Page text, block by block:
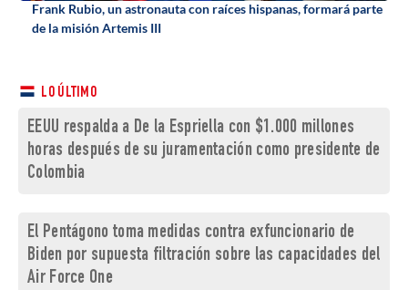
Frank Rubio, un astronauta con raíces hispanas, formará parte
de la misión Artemis III
LO ÚLTIMO
EEUU respalda a De la Espriella con $1.000 millones
horas después de su juramentación como presidente de
Colombia
El Pentágono toma medidas contra exfuncionario de
Biden por supuesta filtración sobre las capacidades del
Air Force One